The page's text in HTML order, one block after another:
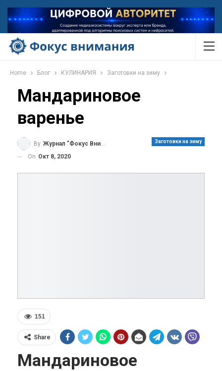
Home Блог КУЛИНАРИЯ Заготовки на зиму
Мандариновое
варенье
Заготовки на зиму
By Журнал "Фокус Внимания"
On Окт 8, 2020
151
Share
Мандариновое